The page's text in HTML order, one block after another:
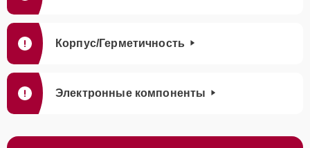
Корпус/Герметичность
Электронные компоненты